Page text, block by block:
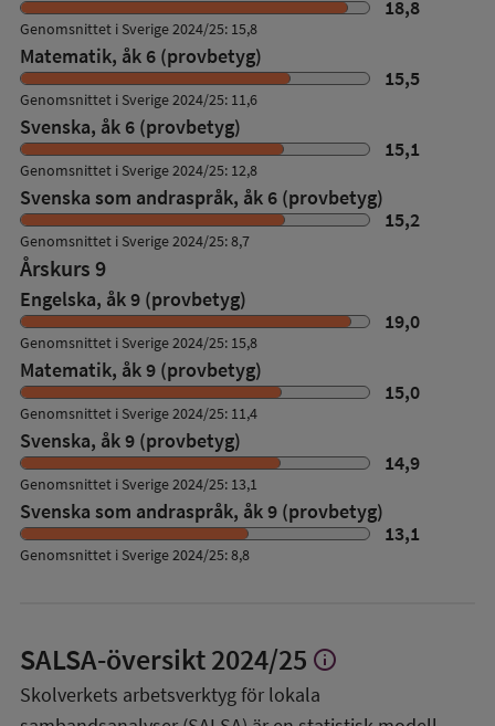
18,8
Genomsnittet i Sverige 2024/25: 15,8
Matematik, åk 6 (provbetyg)
15,5
Genomsnittet i Sverige 2024/25: 11,6
Svenska, åk 6 (provbetyg)
15,1
Genomsnittet i Sverige 2024/25: 12,8
Svenska som andraspråk, åk 6 (provbetyg)
15,2
Genomsnittet i Sverige 2024/25: 8,7
Årskurs 9
Engelska, åk 9 (provbetyg)
19,0
Genomsnittet i Sverige 2024/25: 15,8
Matematik, åk 9 (provbetyg)
15,0
Genomsnittet i Sverige 2024/25: 11,4
Svenska, åk 9 (provbetyg)
14,9
Genomsnittet i Sverige 2024/25: 13,1
Svenska som andraspråk, åk 9 (provbetyg)
13,1
Genomsnittet i Sverige 2024/25: 8,8
SALSA-översikt2024/25 Visa
om
info
Skolverkets arbetsverktyg för lokala